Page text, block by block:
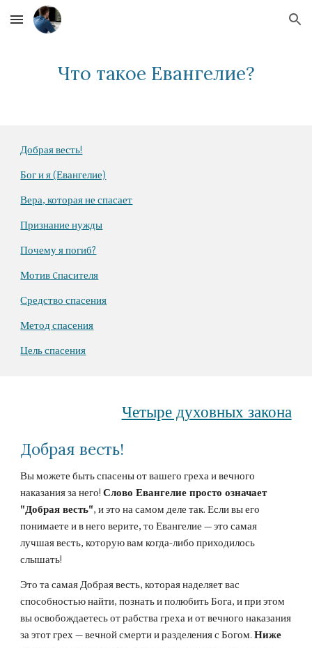
Skip to main content Skip to navigation
Что такое Евангелие?
Добрая весть!
Бог и я (Евангелие)
Вера, которая не спасает
Признание нужды
Почему я погиб?
Мотив Cпасителя
Средство спасения
Метод спасения
Цель спасения
Четыре духовных закона
Добрая весть!
Вы можете быть спасены от вашего греха и вечного
наказания за него! Слово Евангелие просто означает
"Добрая весть", и это на самом деле так. Если вы его
понимаете и в него верите, то Евангелие — это самая
лучшая весть, которую вам когда-либо приходилось
слышать!
Это та самая Добрая весть, которая наделяет вас
способностью найти, познать и полюбить Бога, и при этом
вы освобождаетесь от рабства греха и от вечного наказания
за этот грех — вечной смерти и разделения с Богом. Ниже